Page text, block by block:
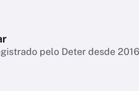
pelo Deter desde 2016